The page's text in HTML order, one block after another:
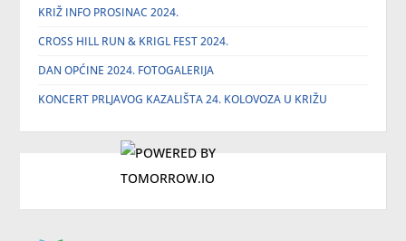
KRIŽ INFO PROSINAC 2024.
CROSS HILL RUN & KRIGL FEST 2024.
DAN OPĆINE 2024. FOTOGALERIJA
KONCERT PRLJAVOG KAZALIŠTA 24. KOLOVOZA U KRIŽU